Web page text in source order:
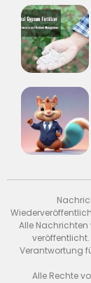
Alle Nachrichten
Verantwortung
Alle Rechte